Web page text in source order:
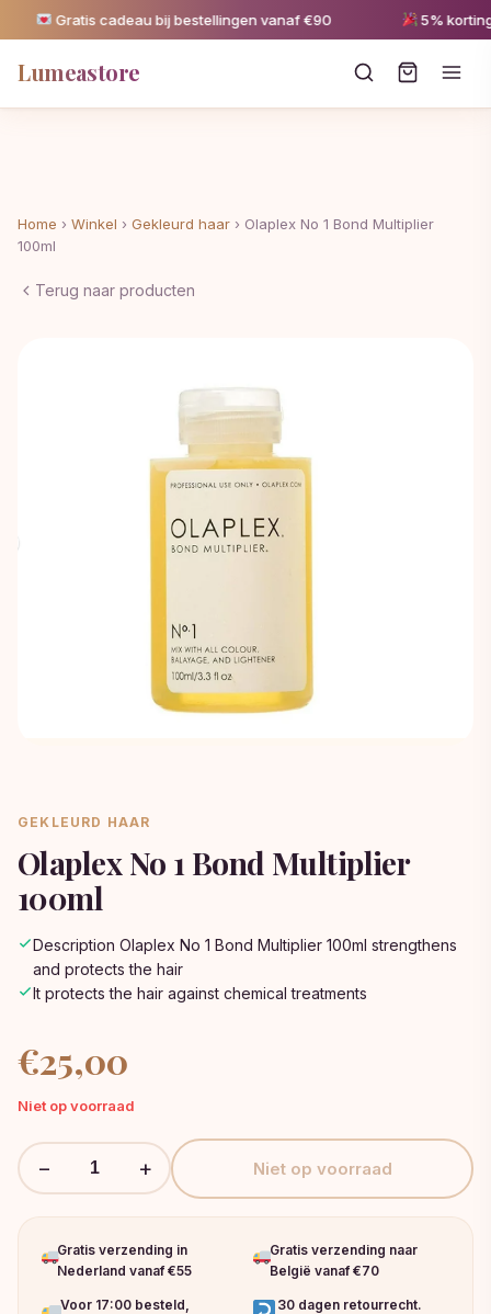
Gratis cadeau bij bestellingen vanaf €90 5% korting
Lumeastore
Home › Winkel › Gekleurd haar › Olaplex No 1 Bond Multiplier
100ml
Terug naar producten
GEKLEURD HAAR
Olaplex No 1 Bond Multiplier
100ml
Description Olaplex No 1 Bond Multiplier 100ml strengthens
and protects the hair
It protects the hair against chemical treatments
€25,00
Niet op voorraad
− + Niet op voorraad
Gratis verzending in
Nederland vanaf €55
Gratis verzending naar
België vanaf €70
Voor 17:00 besteld,
30 dagen retourrecht.